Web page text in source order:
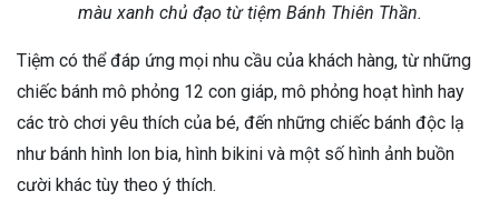
màu xanh chủ đạo từ tiệm Bánh Thiên Thần.
Tiệm có thể đáp ứng mọi nhu cầu của khách hàng, từ những
chiếc bánh mô phỏng 12 con giáp, mô phỏng hoạt hình hay
các trò chơi yêu thích của bé, đến những chiếc bánh độc lạ
như bánh hình lon bia, hình bikini và một số hình ảnh buồn
cười khác tùy theo ý thích.